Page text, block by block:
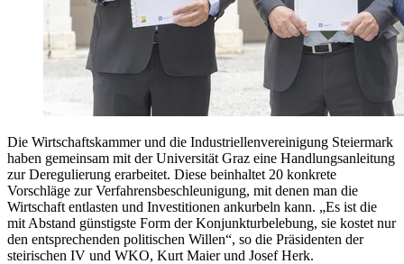
Die Wirtschaftskammer und die Industriellenvereinigung Steiermark
haben gemeinsam mit der Universität Graz eine Handlungsanleitung
zur Deregulierung erarbeitet. Diese beinhaltet 20 konkrete
Vorschläge zur Verfahrensbeschleunigung, mit denen man die
Wirtschaft entlasten und Investitionen ankurbeln kann. „Es ist die
mit Abstand günstigste Form der Konjunkturbelebung, sie kostet nur
den entsprechenden politischen Willen“, so die Präsidenten der
steirischen IV und WKO, Kurt Maier und Josef Herk.